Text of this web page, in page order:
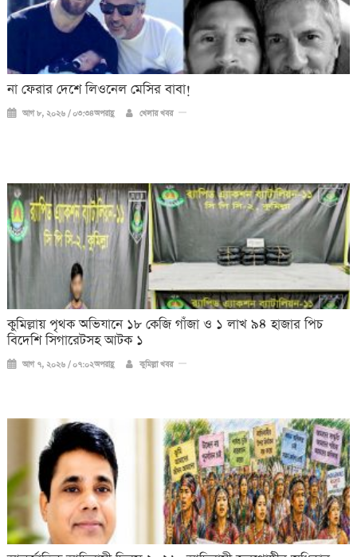
না ফেরার দেশে লিওনেল মেসির বাবা!
আগ ৮, ২০২৬ / ০৩:৩৪অপরাহ্ণ খেলার খবর
কুমিল্লায় পৃথক অভিযানে ১৮ কেজি গাঁজা ও ১ লাখ ৯৪ হাজার পিচ
বিদেশি সিগারেটসহ আটক ১
আগ ৭, ২০২৬ / ০৭:০২অপরাহ্ণ কুমিল্লা খবর